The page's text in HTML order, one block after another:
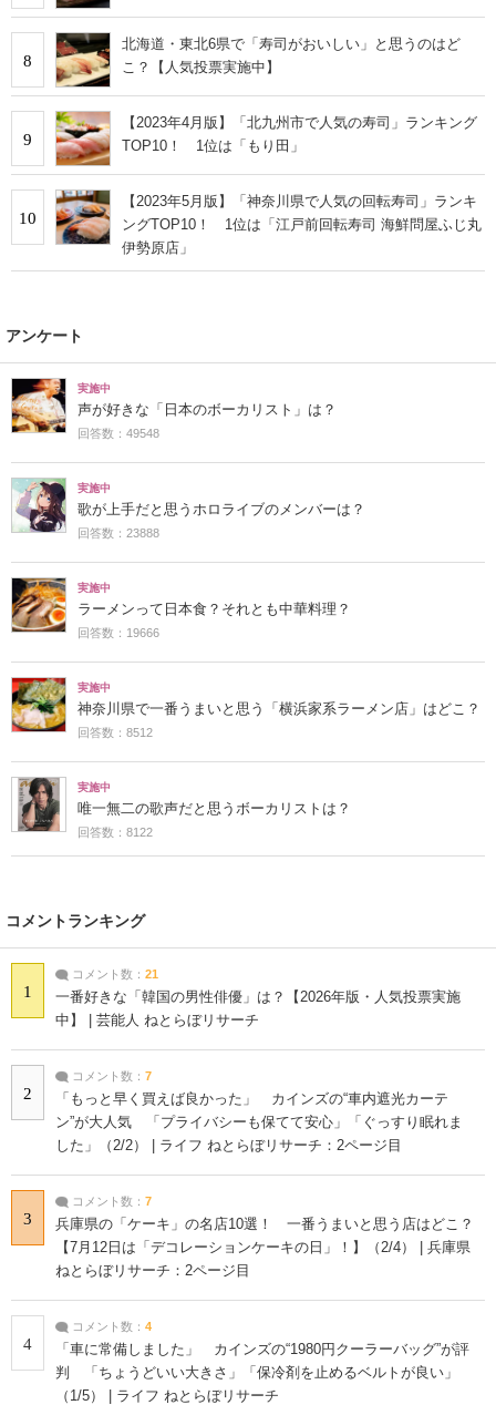
8
北海道・東北6県で「寿司がおいしい」と思うのはど
こ？【人気投票実施中】
9
【2023年4月版】「北九州市で人気の寿司」ランキング
TOP10！ 1位は「もり田」
10
【2023年5月版】「神奈川県で人気の回転寿司」ランキ
ングTOP10！ 1位は「江戸前回転寿司 海鮮問屋ふじ丸
伊勢原店」
アンケート
実施中
声が好きな「日本のボーカリスト」は？
回答数：49548
実施中
歌が上手だと思うホロライブのメンバーは？
回答数：23888
実施中
ラーメンって日本食？それとも中華料理？
回答数：19666
実施中
神奈川県で一番うまいと思う「横浜家系ラーメン店」はどこ？
回答数：8512
実施中
唯一無二の歌声だと思うボーカリストは？
回答数：8122
コメントランキング
1
コメント数： 21
一番好きな「韓国の男性俳優」は？【2026年版・人気投票実施
中】 | 芸能人 ねとらぼリサーチ
2
コメント数： 7
「もっと早く買えば良かった」 カインズの“車内遮光カーテ
ン”が大人気 「プライバシーも保てて安心」「ぐっすり眠れま
した」（2/2） | ライフ ねとらぼリサーチ：2ページ目
3
コメント数： 7
兵庫県の「ケーキ」の名店10選！ 一番うまいと思う店はどこ？
【7月12日は「デコレーションケーキの日」！】（2/4） | 兵庫県
ねとらぼリサーチ：2ページ目
4
コメント数： 4
「車に常備しました」 カインズの“1980円クーラーバッグ”が評
判 「ちょうどいい大きさ」「保冷剤を止めるベルトが良い」
（1/5） | ライフ ねとらぼリサーチ